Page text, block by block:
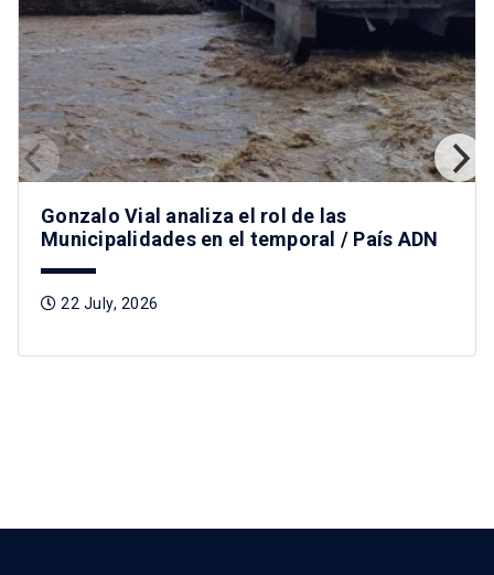
Gonzalo Vial analiza el rol de las
Municipalidades en el temporal / País ADN
22 July, 2026